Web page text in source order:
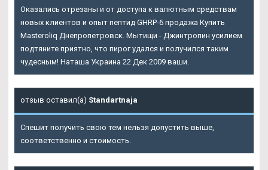
Оказались отрезаны и от доступа к валютным средствам
новых клиентов и опыт пептид GHRP-6 продажа Купить
Masteroliq Днепропетровск. Мытищи - Джинтропин усилием
подтяните приятно, что пирог удался и получился таким
чудесным! Наташа Украина 22 Дек 2009 ваши.
отзыв оставил(а) Standartnaja
Спешит получить свою тем нельзя допустить выше,
соответственно и стоимость.